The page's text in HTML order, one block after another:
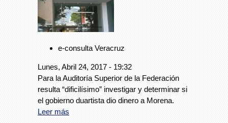
e-consulta Veracruz
Lunes, Abril 24, 2017 - 19:32
Para la Auditoría Superior de la Federación
resulta “dificilísimo” investigar y determinar si
el gobierno duartista dio dinero a Morena.
Leer más